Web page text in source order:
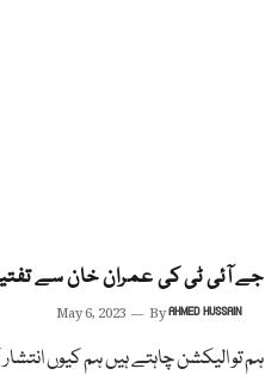
جے آئی ٹی کی عمران خان سے
May 6, 2023 ByAHMED HUSSAIN
ہم تو الیکشن چاہتے ہیں ہم کیوں